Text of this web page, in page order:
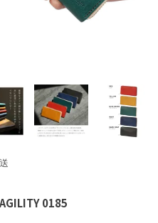
0185